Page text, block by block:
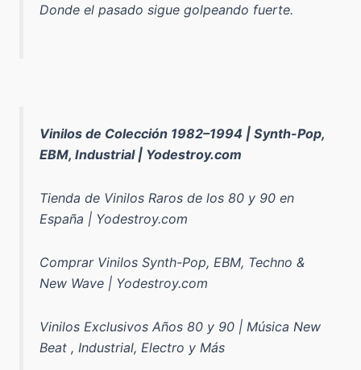
Donde el pasado sigue golpeando fuerte.
Vinilos de Colección 1982–1994 | Synth-Pop,
EBM, Industrial | Yodestroy.com
Tienda de Vinilos Raros de los 80 y 90 en
España | Yodestroy.com
Comprar Vinilos Synth-Pop, EBM, Techno &
New Wave | Yodestroy.com
Vinilos Exclusivos Años 80 y 90 | Música New
Beat , Industrial, Electro y Más